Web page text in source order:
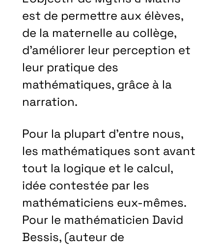
est de permettre aux élèves,
de la maternelle au collège,
d’améliorer leur perception et
leur pratique des
mathématiques, grâce à la
narration.
Pour la plupart d’entre nous,
les mathématiques sont avant
tout la logique et le calcul,
idée contestée par les
mathématiciens eux-mêmes.
Pour le mathématicien David
Bessis, (auteur de